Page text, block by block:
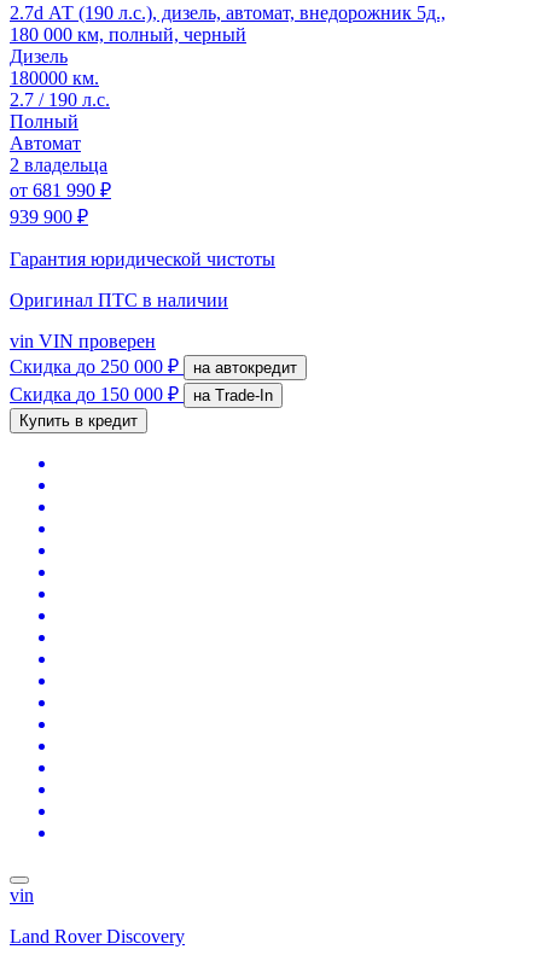
2.7d АТ (190 л.с.), дизель, автомат, внедорожник 5д.,
180 000 км, полный, черный
Дизель
180000 км.
2.7 / 190 л.с.
Полный
Автомат
2 владельца
от 681 990 ₽
939 900 ₽
Гарантия юридической чистоты
Оригинал ПТС в наличии
vin VIN проверен
Скидка до 250 000 ₽ на автокредит
Скидка до 150 000 ₽
на Trade-In
Купить в кредит
vin
Land Rover Discovery